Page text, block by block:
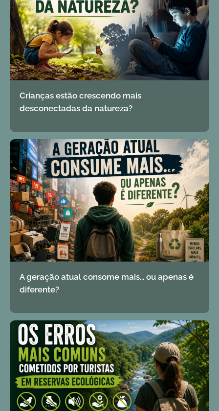
Crianças estão crescendo mais
desconectadas da natureza?
A geração atual consome mais… ou apenas é
diferente?